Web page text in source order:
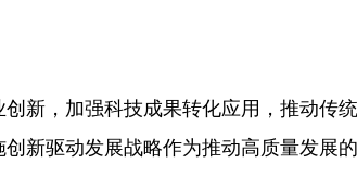
，加强科技成果转化应用，推动传
新驱动发展战略作为推动高质量发展